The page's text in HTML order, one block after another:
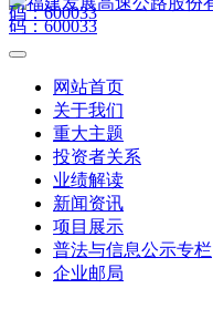
网站首页
关于我们
重大主题
投资者关系
业绩解读
新闻资讯
项目展示
普法与信息公示专栏
企业邮局